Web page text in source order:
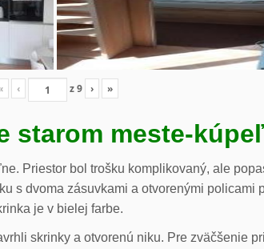
‹ z9 › »
starom meste-
Priestor bol trošku komplikovaný, ale
s dvoma zásuvkami a otvorenými policami
je v bielej farbe.
skrinky a otvorenú niku. Pre zväčšenie